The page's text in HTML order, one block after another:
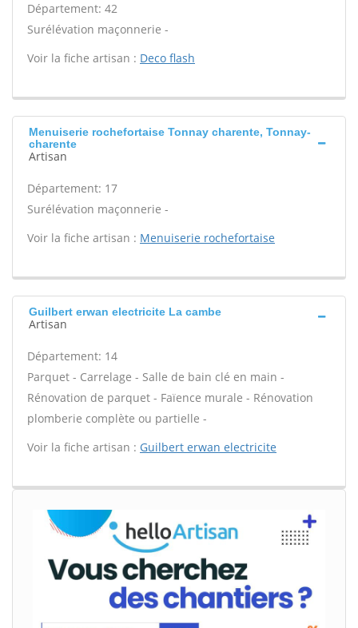
Département: 42
Surélévation maçonnerie -
Voir la fiche artisan : Deco flash
Menuiserie rochefortaise Tonnay charente, Tonnay-
charente
Artisan
Département: 17
Surélévation maçonnerie -
Voir la fiche artisan : Menuiserie rochefortaise
Guilbert erwan electricite La cambe
Artisan
Département: 14
Parquet - Carrelage - Salle de bain clé en main -
Rénovation de parquet - Faïence murale - Rénovation
plomberie complète ou partielle -
Voir la fiche artisan : Guilbert erwan electricite